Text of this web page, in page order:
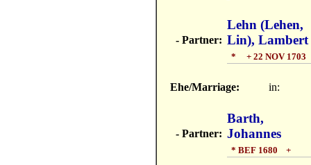
- Partner:
Lehn (Lehen,
Lin), Lambert
* + 22 NOV 1703
Ehe/Marriage: in:
- Partner:
Barth,
Johannes
* BEF 1680 +